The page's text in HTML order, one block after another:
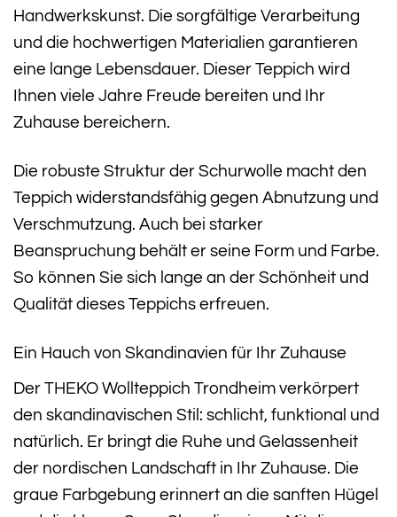
Handwerkskunst. Die sorgfältige Verarbeitung
und die hochwertigen Materialien garantieren
eine lange Lebensdauer. Dieser Teppich wird
Ihnen viele Jahre Freude bereiten und Ihr
Zuhause bereichern.
Die robuste Struktur der Schurwolle macht den
Teppich widerstandsfähig gegen Abnutzung und
Verschmutzung. Auch bei starker
Beanspruchung behält er seine Form und Farbe.
So können Sie sich lange an der Schönheit und
Qualität dieses Teppichs erfreuen.
Ein Hauch von Skandinavien für Ihr Zuhause
Der THEKO Wollteppich Trondheim verkörpert
den skandinavischen Stil: schlicht, funktional und
natürlich. Er bringt die Ruhe und Gelassenheit
der nordischen Landschaft in Ihr Zuhause. Die
graue Farbgebung erinnert an die sanften Hügel